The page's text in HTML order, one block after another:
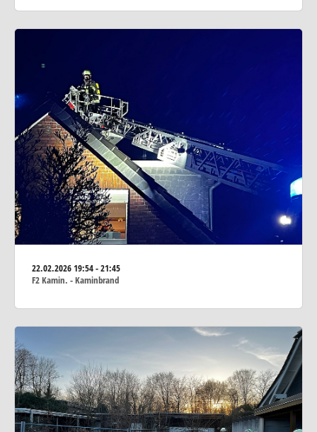
22.02.202619:54 - 21:45
F2 Kamin. - Kaminbrand